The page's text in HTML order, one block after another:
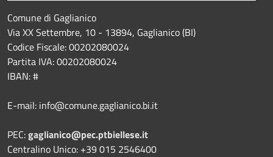
Comune di Gaglianico
Via XX Settembre, 10 - 13894, Gaglianico (BI)
Codice Fiscale: 00202080024
Partita IVA: 00202080024
IBAN: #
E-mail: info@comune.gaglianico.bi.it
PEC:gaglianico@pec.ptbiellese.it
Centralino Unico: +39 015 2546400